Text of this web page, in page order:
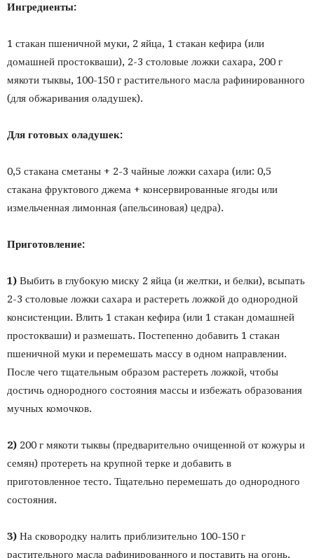
Ингредиенты:
1 стакан пшеничной муки, 2 яйца, 1 стакан кефира (или
домашней простокваши), 2-3 столовые ложки сахара, 200 г
мякоти тыквы, 100-150 г растительного масла рафинированного
(для обжаривания оладушек).
Для готовых оладушек:
0,5 стакана сметаны + 2-3 чайные ложки сахара (или: 0,5
стакана фруктового джема + консервированные ягоды или
измельченная лимонная (апельсиновая) цедра).
Приготовление:
1) Выбить в глубокую миску 2 яйца (и желтки, и белки), всыпать
2-3 столовые ложки сахара и растереть ложкой до однородной
консистенции. Влить 1 стакан кефира (или 1 стакан домашней
простокваши) и размешать. Постепенно добавить 1 стакан
пшеничной муки и перемешать массу в одном направлении.
После чего тщательным образом растереть ложкой, чтобы
достичь однородного состояния массы и избежать образования
мучных комочков.
2) 200 г мякоти тыквы (предварительно очищенной от кожуры и
семян) протереть на крупной терке и добавить в
приготовленное тесто. Тщательно перемешать до однородного
состояния.
3) На сковородку налить приблизительно 100-150 г
растительного масла рафинированного и поставить на огонь,